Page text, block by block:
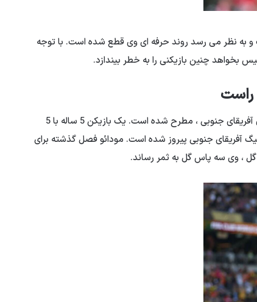
و به نظر می رسد روند حرفه ای وی قطع شده است. با توجه
راست
در پست تخصصی سمت راست ، نام Khulisu Modao ، یک ملی گرای آفریقای جنوبی ، مطرح شده است. یک بازیکن 5 ساله با 5
در لیگ آفریقای جنوبی پیروز شده است. مودائو فصل گذشته برای
، وی سه پاس گل به ثمر رساند.